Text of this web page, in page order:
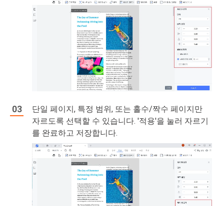
단일 페이지, 특정 범위, 또는 홀수/짝수 페이지만
자르도록 선택할 수 있습니다. '적용'을 눌러 자르기
를 완료하고 저장합니다.